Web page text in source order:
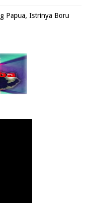
Papua, Istrinya Boru